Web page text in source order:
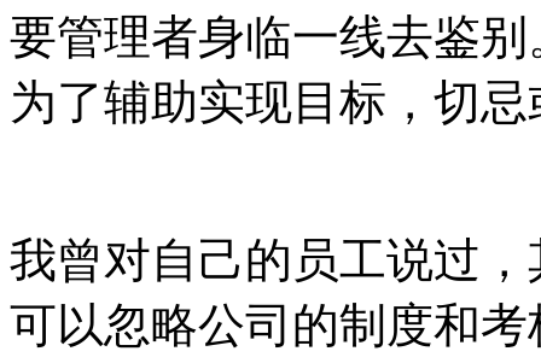
要管理者身临一线去鉴
为了辅助实现目标，切
我曾对自己的员工说过，
可以忽略公司的制度和